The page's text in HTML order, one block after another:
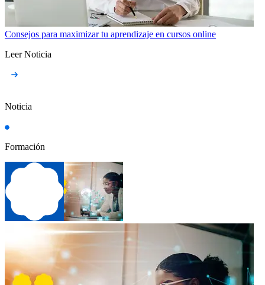
Consejos para maximizar tu aprendizaje en cursos online
Leer Noticia
Noticia
Formación